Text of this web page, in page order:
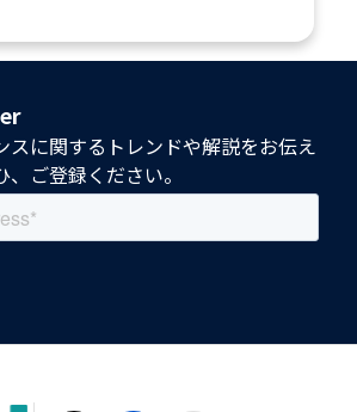
スに関するトレンドや解説をお伝え
、ご登録ください。